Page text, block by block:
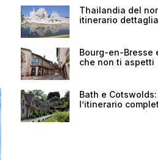
Thailandia del
itinerario
Bourg-en-Bresse
che non ti aspetti
Bath e
l’itinerario